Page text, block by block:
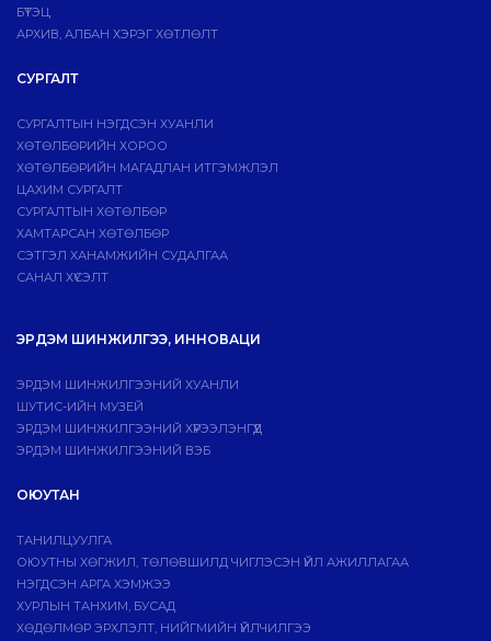
БҮТЭЦ
АРХИВ, АЛБАН ХЭРЭГ ХӨТЛӨЛТ
СУРГАЛТ
СУРГАЛТЫН НЭГДСЭН ХУАНЛИ
ХӨТӨЛБӨРИЙН ХОРОО
ХӨТӨЛБӨРИЙН МАГАДЛАН ИТГЭМЖЛЭЛ
ЦАХИМ СУРГАЛТ
СУРГАЛТЫН ХӨТӨЛБӨР
ХАМТАРСАН ХӨТӨЛБӨР
СЭТГЭЛ ХАНАМЖИЙН СУДАЛГАА
САНАЛ ХҮСЭЛТ
ЭРДЭМ ШИНЖИЛГЭЭ, ИННОВАЦИ
ЭРДЭМ ШИНЖИЛГЭЭНИЙ ХУАНЛИ
ШУТИС-ИЙН МУЗЕЙ
ЭРДЭМ ШИНЖИЛГЭЭНИЙ ХҮРЭЭЛЭНГҮҮД
ЭРДЭМ ШИНЖИЛГЭЭНИЙ ВЭБ
ОЮУТАН
ТАНИЛЦУУЛГА
ОЮУТНЫ ХӨГЖИЛ, ТӨЛӨВШИЛД ЧИГЛЭСЭН ҮЙЛ АЖИЛЛАГАА
НЭГДСЭН АРГА ХЭМЖЭЭ
ХУРЛЫН ТАНХИМ, БУСАД
ХӨДӨЛМӨР ЭРХЛЭЛТ, НИЙГМИЙН ҮЙЛЧИЛГЭЭ